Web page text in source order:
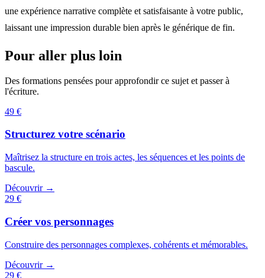
une expérience narrative complète et satisfaisante à votre public,
laissant une impression durable bien après le générique de fin.
Pour aller plus loin
Des formations pensées pour approfondir ce sujet et passer à
l'écriture.
49 €
Structurez votre scénario
Maîtrisez la structure en trois actes, les séquences et les points de
bascule.
Découvrir →
29 €
Créer vos personnages
Construire des personnages complexes, cohérents et mémorables.
Découvrir →
29 €